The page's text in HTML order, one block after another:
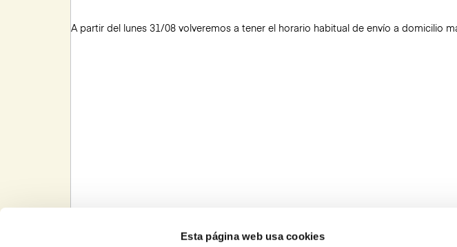
Esta página web usa cookies
A partir del lunes 31/08 volveremos a tener el horario habitual de envío a domicilio